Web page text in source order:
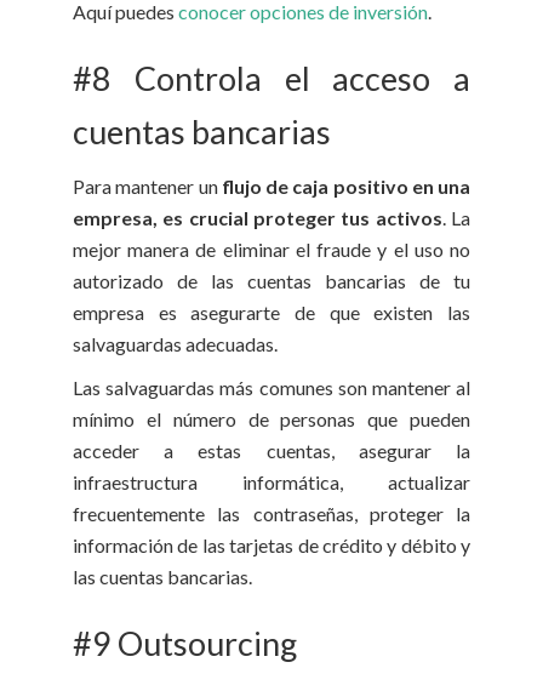
Aquí puedes conocer opciones de inversión.
#8 Controla el acceso a
cuentas bancarias
Para mantener un flujo de caja positivo en una
empresa, es crucial proteger tus activos. La
mejor manera de eliminar el fraude y el uso no
autorizado de las cuentas bancarias de tu
empresa es asegurarte de que existen las
salvaguardas adecuadas.
Las salvaguardas más comunes son mantener al
mínimo el número de personas que pueden
acceder a estas cuentas, asegurar la
infraestructura informática, actualizar
frecuentemente las contraseñas, proteger la
información de las tarjetas de crédito y débito y
las cuentas bancarias.
#9 Outsourcing